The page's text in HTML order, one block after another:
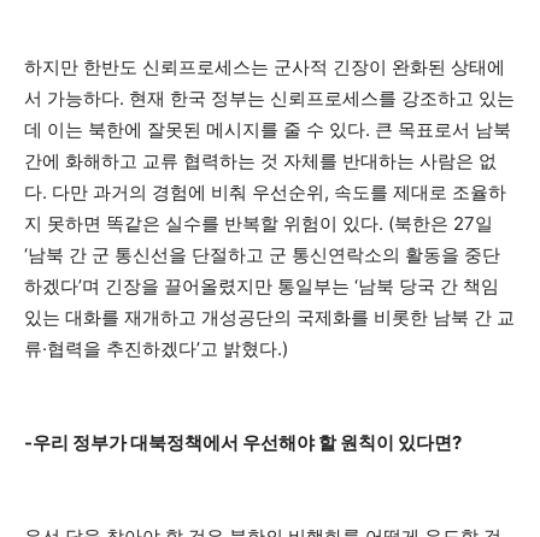
하지만 한반도 신뢰프로세스는 군사적 긴장이 완화된 상태에
서 가능하다. 현재 한국 정부는 신뢰프로세스를 강조하고 있는
데 이는 북한에 잘못된 메시지를 줄 수 있다. 큰 목표로서 남북
간에 화해하고 교류 협력하는 것 자체를 반대하는 사람은 없
다. 다만 과거의 경험에 비춰 우선순위, 속도를 제대로 조율하
지 못하면 똑같은 실수를 반복할 위험이 있다. (북한은 27일
‘남북 간 군 통신선을 단절하고 군 통신연락소의 활동을 중단
하겠다’며 긴장을 끌어올렸지만 통일부는 ‘남북 당국 간 책임
있는 대화를 재개하고 개성공단의 국제화를 비롯한 남북 간 교
류·협력을 추진하겠다’고 밝혔다.)
-우리 정부가 대북정책에서 우선해야 할 원칙이 있다면?